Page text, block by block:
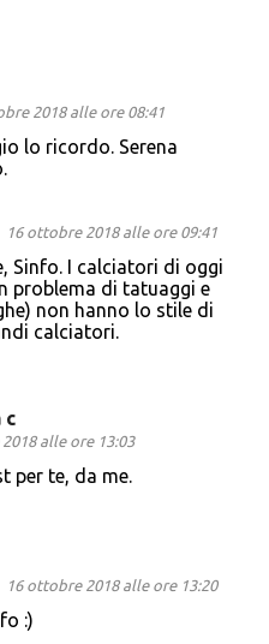
2018 alle ore 08:41
lo ricordo. Serena
16 ottobre 2018 alle ore 09:41
Sinfo. I calciatori di oggi
problema di tatuaggi e
non hanno lo stile di
calciatori.
c
alle ore 13:03
per te, da me.
16 ottobre 2018 alle ore 13:20
:)